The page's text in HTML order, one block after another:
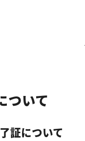
ついて
証について